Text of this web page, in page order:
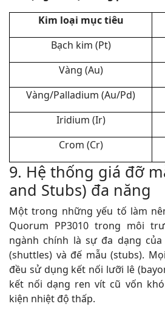
Kim loại mục tiêu
Bạch kim (Pt)
Vàng (Au)
Vàng/Palladium (Au/Pd)
Iridium (Ir)
Crom (Cr)
9. Hệ thống giá đỡ
and Stubs) đa năng
Một trong những yếu tố làm
Quorum PP3010 trong môi
ngành chính là sự đa dạng
(shuttles) và đế mẫu (stubs).
đều sử dụng kết nối lưỡi lê
kết nối dạng ren vít cũ vốn
kiện nhiệt độ thấp.